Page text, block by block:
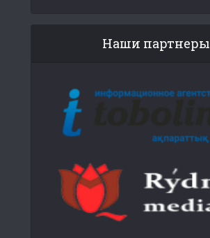
Наши партнеры